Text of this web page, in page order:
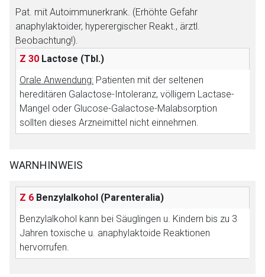
Pat. mit Autoimmunerkrank. (Erhöhte Gefahr
anaphylaktoider, hyperergischer Reakt., ärztl.
Beobachtung!).
Z 30 Lactose (Tbl.)
Orale Anwendung: Patienten mit der seltenen
hereditären Galactose-Intoleranz, völligem Lactase-
Mangel oder Glucose-Galactose-Malabsorption
sollten dieses Arzneimittel nicht einnehmen.
WARNHINWEIS
Z 6 Benzylalkohol (Parenteralia)
Benzylalkohol kann bei Säuglingen u. Kindern bis zu 3
Jahren toxische u. anaphylaktoide Reaktionen
hervorrufen.
Aufruf einer externen Seite
Seite. Für die Inhalte der externen Web-Seite ist deren
Datenschutzbestimmungen.
Zurück zur rote-liste.de